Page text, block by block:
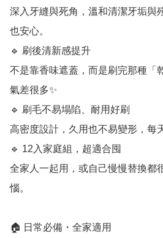
深入牙縫與死角，溫和清潔牙垢與
也安心。
🔹 刷後清新感提升
不是靠香味遮蓋，而是刷完那種「
氣差很多✨
🔹 刷毛不易塌陷、耐用好刷
高密度設計，久用也不易變形，每
🔹 12入家庭組，超適合囤
全家人一起用，或自己慢慢替換都
惱。
🏠 日常必備・全家適用